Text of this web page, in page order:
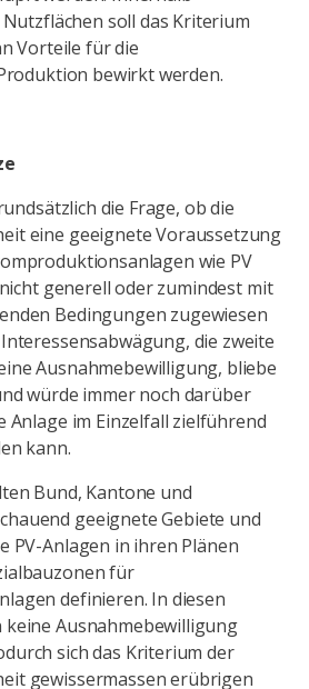
soll das Kriterium
Vorteile für die
bewirkt werden.
die Frage, ob die
eine geeignete Voraussetzung
wie PV
generell oder zumindest mit
Bedingungen zugewiesen
die zweite
Ausnahmebewilligung, bliebe
würde immer noch darüber
Anlage im Einzelfall zielführend
kann.
Bund, Kantone und
geeignete Gebiete und
PV-Anlagen in ihren Plänen
für
definieren. In diesen
keine Ausnahmebewilligung
sich das Kriterium der
gewissermassen erübrigen